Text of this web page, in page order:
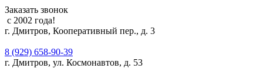
Заказать звонок
с 2002 года!
г. Дмитров, Кооперативный пер., д. 3
8 (929) 658-90-39
г. Дмитров, ул. Космонавтов, д. 53